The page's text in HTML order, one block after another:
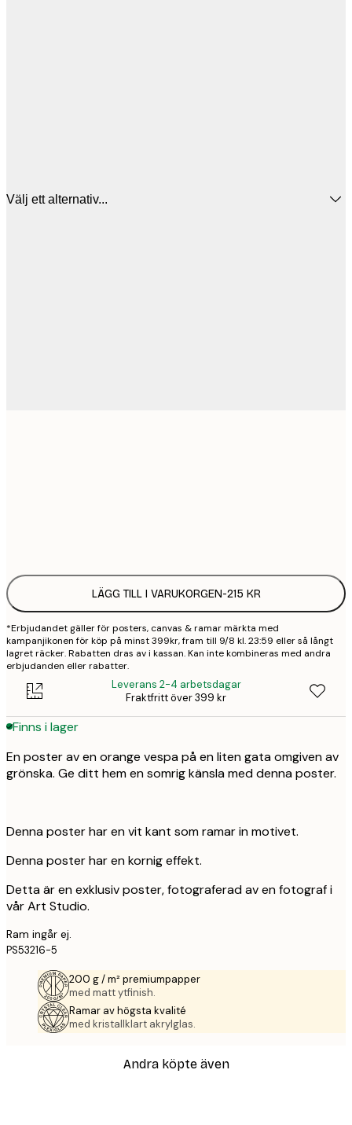
Välj ett alternativ...
LÄGG TILL I VARUKORGEN-215 KR
*Erbjudandet gäller för posters, canvas & ramar märkta med
kampanjikonen för köp på minst 399kr, fram till 9/8 kl. 23:59 eller så långt
lagret räcker. Rabatten dras av i kassan. Kan inte kombineras med andra
erbjudanden eller rabatter.
Leverans 2-4 arbetsdagar
Fraktfritt över 399 kr
Finns i lager
En poster av en orange vespa på en liten gata omgiven av
grönska. Ge ditt hem en somrig känsla med denna poster.
Denna poster har en vit kant som ramar in motivet.
Denna poster har en kornig effekt.
Detta är en exklusiv poster, fotograferad av en fotograf i
vår Art Studio.
Ram ingår ej.
PS53216-5
200 g / m² premiumpapper
med matt ytfinish.
Ramar av högsta kvalité
med kristallklart akrylglas.
Andra köpte även